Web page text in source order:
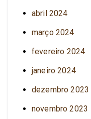
abril 2024
março 2024
fevereiro 2024
janeiro 2024
dezembro 2023
novembro 2023